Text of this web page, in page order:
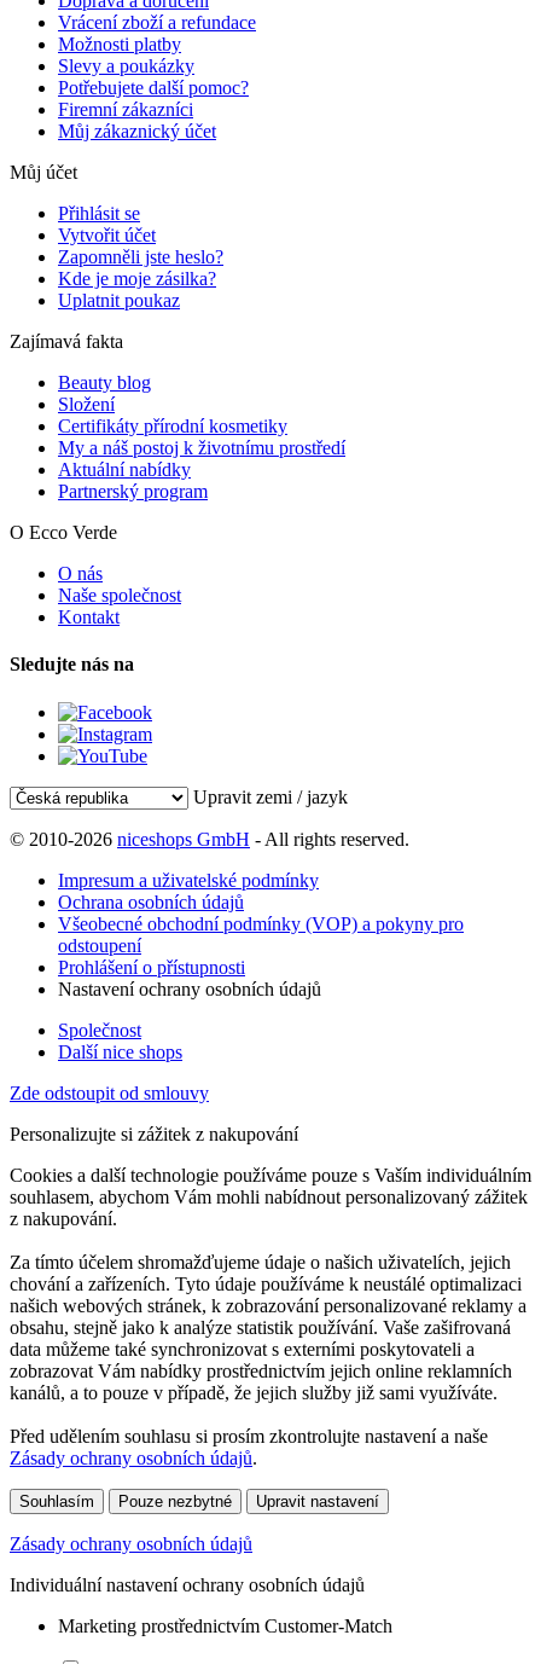
Vrácení zboží a refundace
Možnosti platby
Slevy a poukázky
Potřebujete další pomoc?
Firemní zákazníci
Můj zákaznický účet
Můj účet
Přihlásit se
Vytvořit účet
Zapomněli jste heslo?
Kde je moje zásilka?
Uplatnit poukaz
Zajímavá fakta
Beauty blog
Složení
Certifikáty přírodní kosmetiky
My a náš postoj k životnímu prostředí
Aktuální nabídky
Partnerský program
O Ecco Verde
O nás
Naše společnost
Kontakt
Sledujte nás na
Upravit zemi / jazyk
© 2010-2026 niceshops GmbH - All rights reserved.
Impresum a uživatelské podmínky
Ochrana osobních údajů
Všeobecné obchodní podmínky (VOP) a pokyny pro
odstoupení
Prohlášení o přístupnosti
Nastavení ochrany osobních údajů
Společnost
Další nice shops
Zde odstoupit od smlouvy
Personalizujte si zážitek z nakupování
Cookies a další technologie používáme pouze s Vaším individuálním
souhlasem, abychom Vám mohli nabídnout personalizovaný zážitek
z nakupování.
Za tímto účelem shromažďujeme údaje o našich uživatelích, jejich
chování a zařízeních. Tyto údaje používáme k neustálé optimalizaci
našich webových stránek, k zobrazování personalizované reklamy a
obsahu, stejně jako k analýze statistik používání. Vaše zašifrovaná
data můžeme také synchronizovat s externími poskytovateli a
zobrazovat Vám nabídky prostřednictvím jejich online reklamních
kanálů, a to pouze v případě, že jejich služby již sami využíváte.
Před udělením souhlasu si prosím zkontrolujte nastavení a naše
Zásady ochrany osobních údajů.
Souhlasím Pouze nezbytné Upravit nastavení
Zásady ochrany osobních údajů
Individuální nastavení ochrany osobních údajů
Marketing prostřednictvím Customer-Match